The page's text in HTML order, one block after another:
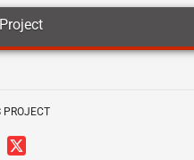
PROJECT